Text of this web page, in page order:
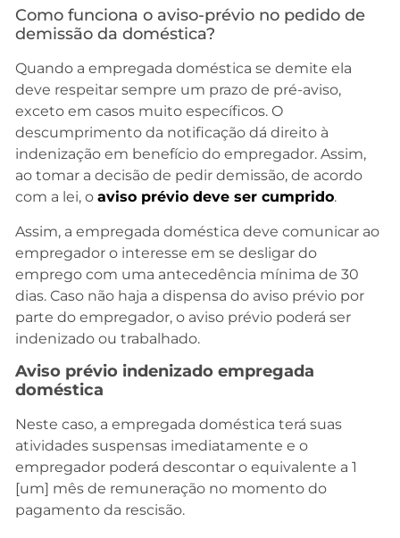
Como funciona o aviso-prévio no pedido de
demissão da doméstica?
Quando a empregada doméstica se demite ela
deve respeitar sempre um prazo de pré-aviso,
exceto em casos muito específicos. O
descumprimento da notificação dá direito à
indenização em benefício do empregador. Assim,
ao tomar a decisão de pedir demissão, de acordo
com a lei, o aviso prévio deve ser cumprido.
Assim, a empregada doméstica deve comunicar ao
empregador o interesse em se desligar do
emprego com uma antecedência mínima de 30
dias. Caso não haja a dispensa do aviso prévio por
parte do empregador, o aviso prévio poderá ser
indenizado ou trabalhado.
Aviso prévio indenizado empregada
doméstica
Neste caso, a empregada doméstica terá suas
atividades suspensas imediatamente e o
empregador poderá descontar o equivalente a 1
[um] mês de remuneração no momento do
pagamento da rescisão.